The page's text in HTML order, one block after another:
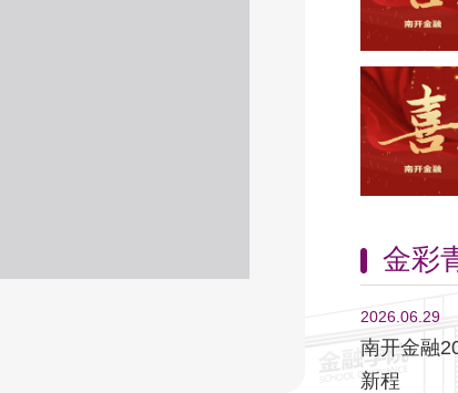
金彩
2026.06.29
南开金融
新程